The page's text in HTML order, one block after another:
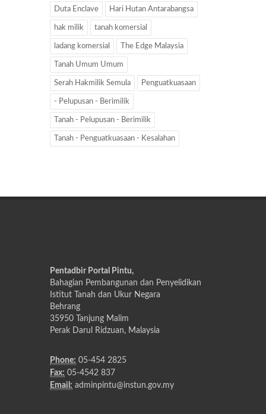
Duta Enclave Hari Hutan Antarabangsa
hak milik tanah komersial
ladang komersial The Edge Malaysia
Tanah Umum Umum
Serah Hakmilik Semula Penguatkuasaan
- Pelupusan - Berimilik
Tanah - Pelupusan - Berimilik
Tanah - Penguatkuasaan - Kesalahan
Pentadbir Portal Pintu,
Bahagian Pembangunan dan Penyelidikan
Istitut Tanah dan Ukur Negara
Behrang
35950 Tanjung Malim
Perak Darul Ridzuan, Malaysia
Phone: 05-454 2825
Fax: 05-4542 837
Email: adminpintu@instun.gov.my